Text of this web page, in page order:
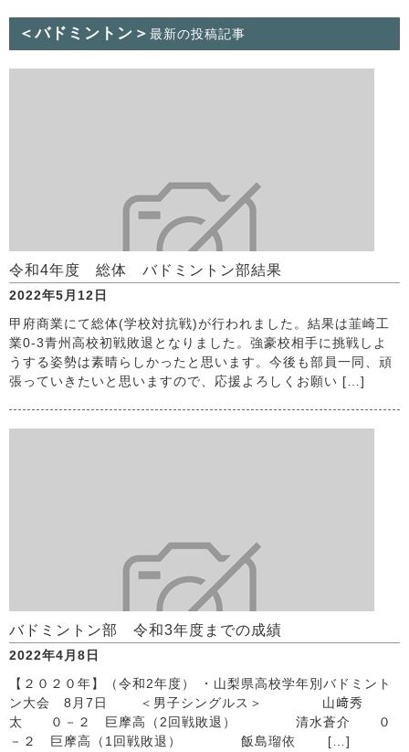
＜バドミントン＞ 最新の投稿記事
令和4年度 総体 バドミントン部結果
2022年5月12日
甲府商業にて総体(学校対抗戦)が行われました。結果は韮崎工
業0-3青州高校初戦敗退となりました。強豪校相手に挑戦しよ
うする姿勢は素晴らしかったと思います。今後も部員一同、頑
張っていきたいと思いますので、応援よろしくお願い […]
バドミントン部 令和3年度までの成績
2022年4月8日
【２０２０年】（令和2年度） ・山梨県高校学年別バドミント
ン大会 8月7日 ＜男子シングルス＞ 山﨑秀
太 ０－２ 巨摩高（2回戦敗退） 清水蒼介 ０
－２ 巨摩高（1回戦敗退） 飯島瑠依 […]